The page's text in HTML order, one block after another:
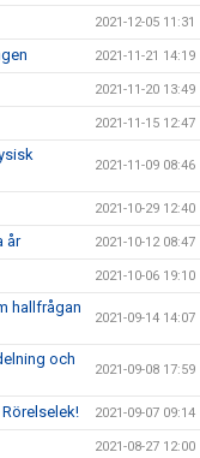
2021-12-05 11:31
2021-11-21 14:19
2021-11-20 13:49
2021-11-15 12:47
2021-11-09 08:46
2021-10-29 12:40
år 2021-10-12 08:47
2021-10-06 19:10
hallfrågan
2021-09-14 14:07
och
2021-09-08 17:59
2021-09-07 09:14
2021-08-27 12:00